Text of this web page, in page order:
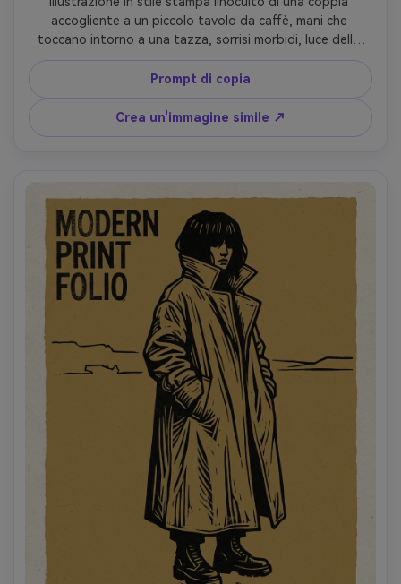
accogliente a un piccolo tavolo da caffè, mani che
toccano intorno a una tazza, sorrisi morbidi, luce della
finestra suggerita con raggi intagliati, linework intagliato
grosso, ombre di stampa in rilievo ad alto contrasto,
sfondo minimale con alcune silhouette di piante,
inchiostro nero su carta textured off-white, nessun
gradiente, umore romantico caldo, composizione poster
Prompt di copia
Crea un'immagine simile ↗